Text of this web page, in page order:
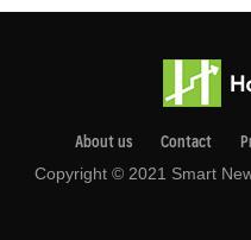
About us Contact
Copyright © 2021 Smart